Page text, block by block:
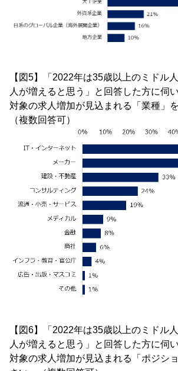
【図5】「2022年は35歳以上のミドル
人が増えると思う」と回答した方に伺
対象の求人増加が見込まれる「業種」
（複数回答可）
【図6】「2022年は35歳以上のミドル
人が増えると思う」と回答した方に伺
対象の求人増加が見込まれる「ポジシ